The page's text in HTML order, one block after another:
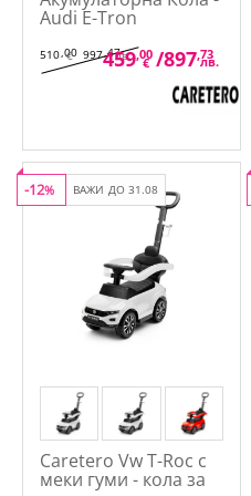
Audi E-Tron
Toyz
510,00
€ 997,47лв.
459,00
€ /897,73
лв.
ВАЖИ ДО 31.08
-12%
Caretero Vw T-Roc с
меки гуми - кола за